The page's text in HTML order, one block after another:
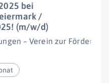
bei
/
(m/w/d)
– Verein zur Förderung